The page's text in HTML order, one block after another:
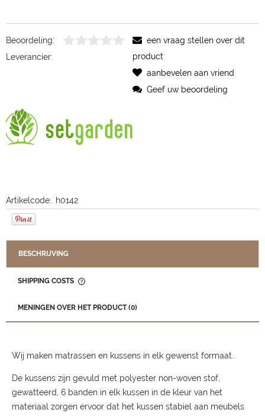
Beoordeling:
Leverancier:
Artikelcode: h0142
een vraag stellen over dit
product
aanbevelen aan vriend
Geef uw beoordeling
BESCHRIJVING
SHIPPING COSTS
MENINGEN OVER HET PRODUCT (0)
Wij maken matrassen en kussens in elk gewenst formaat.
De kussens zijn gevuld met polyester non-woven stof,
gewatteerd, 6 banden in elk kussen in de kleur van het
materiaal zorgen ervoor dat het kussen stabiel aan meubels